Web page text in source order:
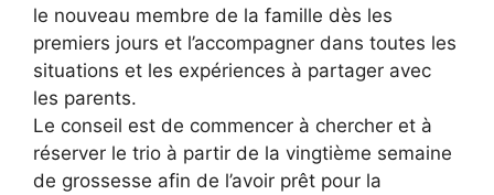
le nouveau membre de la famille dès les
premiers jours et l’accompagner dans toutes les
situations et les expériences à partager avec
les parents.
Le conseil est de commencer à chercher et à
réserver le trio à partir de la vingtième semaine
de grossesse afin de l’avoir prêt pour la